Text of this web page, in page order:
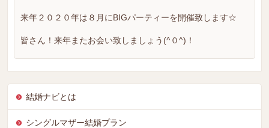
来年２０２０年は８月にBIGパーティーを開催致します☆
皆さん！来年またお会い致しましょう(^０^)！
結婚ナビとは
シングルマザー結婚プラン